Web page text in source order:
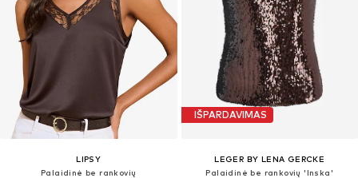
LIPSY
Palaidinė be rankovių
IŠPARDAVIMAS
LEGER BY LENA GERCKE
Palaidinė be rankovių 'Inska'